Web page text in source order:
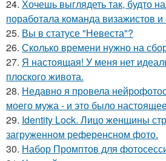
24. Хочешь выглядеть так, будто
поработала команда визажистов и
25. Вы в статусе "Невеста"?
26. Сколько времени нужно на
27. Я настоящая! У меня нет
плоского живота.
28. Недавно я провела
моего мужа - и это было
29. Identity Lock. Лицо женщины
загруженном референсном фото.
30. Набор Промптов для